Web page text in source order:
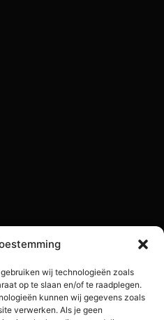
wij technologieën zoals
op te slaan en/of te raadplegen.
kunnen wij gegevens zoals
verwerken. Als je geen